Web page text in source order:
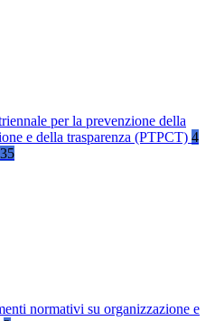
per la prevenzione della
e della trasparenza (PTPCT) 4
35
normativi su organizzazione e